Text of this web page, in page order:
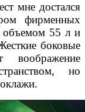
мне достался
фирменных
55 л и
боковые
но